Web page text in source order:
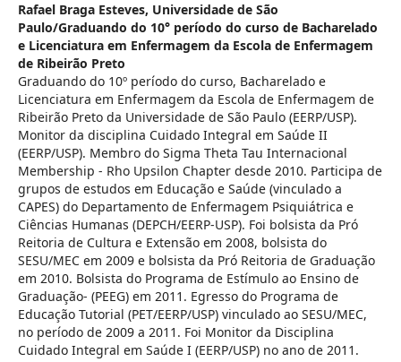
Rafael Braga Esteves, Universidade de São
Paulo/Graduando do 10° período do curso de Bacharelado
e Licenciatura em Enfermagem da Escola de Enfermagem
de Ribeirão Preto
Graduando do 10º período do curso, Bacharelado e
Licenciatura em Enfermagem da Escola de Enfermagem de
Ribeirão Preto da Universidade de São Paulo (EERP/USP).
Monitor da disciplina Cuidado Integral em Saúde II
(EERP/USP). Membro do Sigma Theta Tau Internacional
Membership - Rho Upsilon Chapter desde 2010. Participa de
grupos de estudos em Educação e Saúde (vinculado a
CAPES) do Departamento de Enfermagem Psiquiátrica e
Ciências Humanas (DEPCH/EERP-USP). Foi bolsista da Pró
Reitoria de Cultura e Extensão em 2008, bolsista do
SESU/MEC em 2009 e bolsista da Pró Reitoria de Graduação
em 2010. Bolsista do Programa de Estímulo ao Ensino de
Graduação- (PEEG) em 2011. Egresso do Programa de
Educação Tutorial (PET/EERP/USP) vinculado ao SESU/MEC,
no período de 2009 a 2011. Foi Monitor da Disciplina
Cuidado Integral em Saúde I (EERP/USP) no ano de 2011.